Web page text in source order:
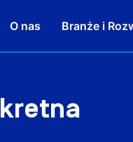
O nas Branże i